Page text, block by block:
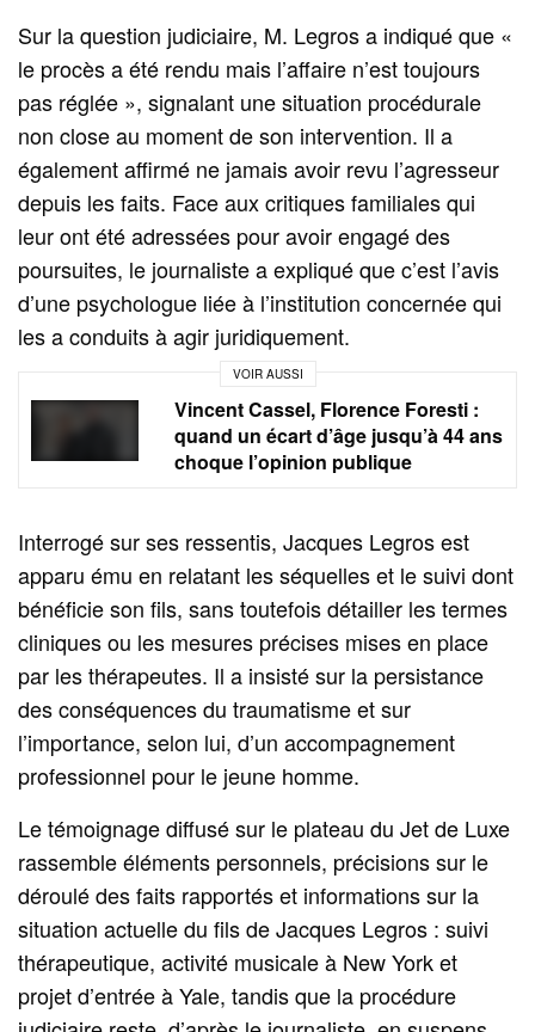
Sur la question judiciaire, M. Legros a indiqué que «
le procès a été rendu mais l’affaire n’est toujours
pas réglée », signalant une situation procédurale
non close au moment de son intervention. Il a
également affirmé ne jamais avoir revu l’agresseur
depuis les faits. Face aux critiques familiales qui
leur ont été adressées pour avoir engagé des
poursuites, le journaliste a expliqué que c’est l’avis
d’une psychologue liée à l’institution concernée qui
les a conduits à agir juridiquement.
VOIR AUSSI
Vincent Cassel, Florence Foresti :
quand un écart d’âge jusqu’à 44 ans
choque l’opinion publique
Interrogé sur ses ressentis, Jacques Legros est
apparu ému en relatant les séquelles et le suivi dont
bénéficie son fils, sans toutefois détailler les termes
cliniques ou les mesures précises mises en place
par les thérapeutes. Il a insisté sur la persistance
des conséquences du traumatisme et sur
l’importance, selon lui, d’un accompagnement
professionnel pour le jeune homme.
Le témoignage diffusé sur le plateau du Jet de Luxe
rassemble éléments personnels, précisions sur le
déroulé des faits rapportés et informations sur la
situation actuelle du fils de Jacques Legros : suivi
thérapeutique, activité musicale à New York et
projet d’entrée à Yale, tandis que la procédure